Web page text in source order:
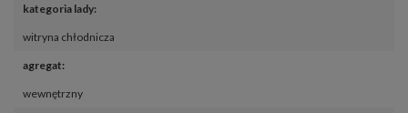
kategoria lady:
witryna chłodnicza
agregat:
wewnętrzny